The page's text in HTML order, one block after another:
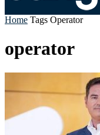
Home Tags Operator
operator